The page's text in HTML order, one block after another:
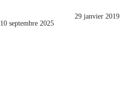
10 septembre 2025
29 janvier 2019